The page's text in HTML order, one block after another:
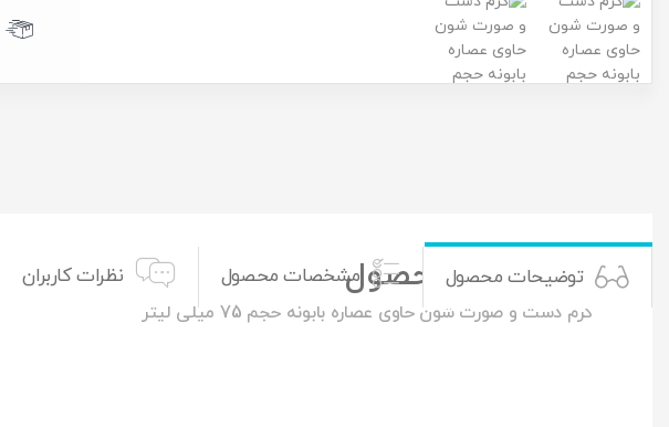
توضیحات محصول مشخصات محصول نظرات کاربران توضیحات محصول
کرم دست و صورت شون حاوی عصاره بابونه حجم 75 میلی لیتر